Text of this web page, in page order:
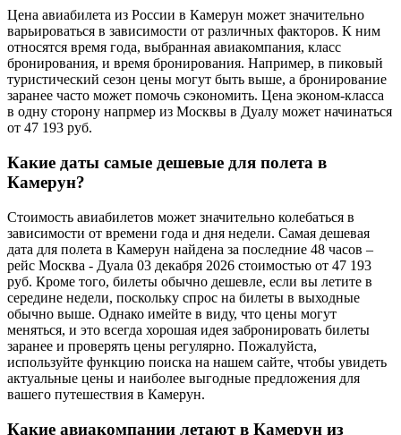
Цена авиабилета из России в Камерун может значительно
варьироваться в зависимости от различных факторов. К ним
относятся время года, выбранная авиакомпания, класс
бронирования, и время бронирования. Например, в пиковый
туристический сезон цены могут быть выше, а бронирование
заранее часто может помочь сэкономить. Цена эконом-класса
в одну сторону напрмер из Москвы в Дуалу может начинаться
от 47 193 руб.
Какие даты самые дешевые для полета в
Камерун?
Стоимость авиабилетов может значительно колебаться в
зависимости от времени года и дня недели. Самая дешевая
дата для полета в Камерун найдена за последние 48 часов –
рейс Москва - Дуала 03 декабря 2026 стоимостью от 47 193
руб. Кроме того, билеты обычно дешевле, если вы летите в
середине недели, поскольку спрос на билеты в выходные
обычно выше. Однако имейте в виду, что цены могут
меняться, и это всегда хорошая идея забронировать билеты
заранее и проверять цены регулярно. Пожалуйста,
используйте функцию поиска на нашем сайте, чтобы увидеть
актуальные цены и наиболее выгодные предложения для
вашего путешествия в Камерун.
Какие авиакомпании летают в Камерун из